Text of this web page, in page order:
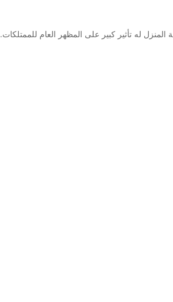
له تأثير كبير على المظهر العام للممتلكات.